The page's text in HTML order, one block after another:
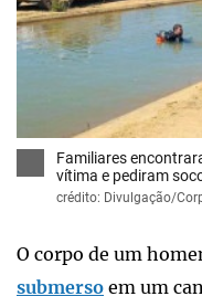
Familiares
vítima e pediram
crédito: Divulgação/
O corpo de um
submerso em um